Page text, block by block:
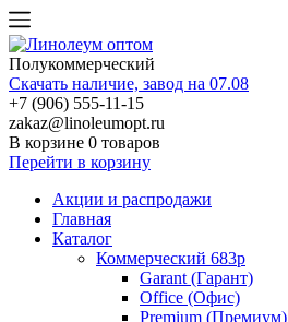
Полукоммерческий
Скачать наличие, завод на 07.08
+7 (906) 555-11-15
zakaz@linoleumopt.ru
В корзине 0 товаров
Перейти в корзину
Акции и распродажи
Главная
Каталог
Коммерческий 683р
Garant (Гарант)
Office (Офис)
Premium (Премиум)